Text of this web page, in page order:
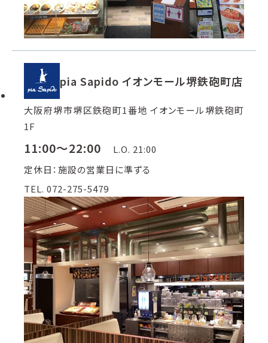
pia Sapido イオンモール堺鉄砲町店
大阪府堺市堺区鉄砲町1番地 イオンモール堺鉄砲町
1F
11:00～22:00
L.O. 21:00
定休日：施設の営業日に準ずる
TEL. 072-275-5479